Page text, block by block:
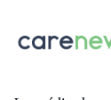
sur:
Carenews,
Le
des